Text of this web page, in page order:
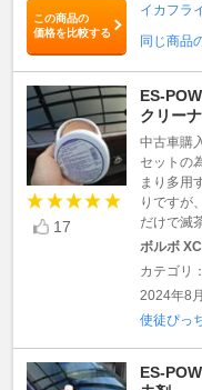
この商品の
価格を比較する
イカフラ
同じ商品
17
ES-
クリー
中古車購
セットの
まり多用
りですが
だけで滅茶
ボルボ
カテゴリ
2024年8
使徒ぴっ
ES-